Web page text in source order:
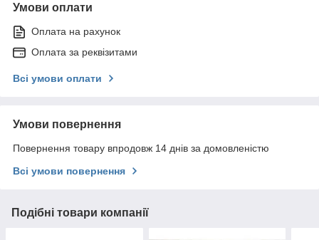
Умови оплати
Оплата на рахунок
Оплата за реквізитами
Всі умови оплати
Умови повернення
Повернення товару впродовж 14 днів за домовленістю
Всі умови повернення
Подібні товари компанії